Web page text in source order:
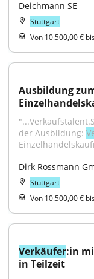
Deichmann SE
Stuttgart
Von 10.500,00 €
Ausbildung
der Ausbildung:
Dirk Rossmann
Stuttgart
Von 10.500,00 €
Verkäufer:in
in Teilzeit